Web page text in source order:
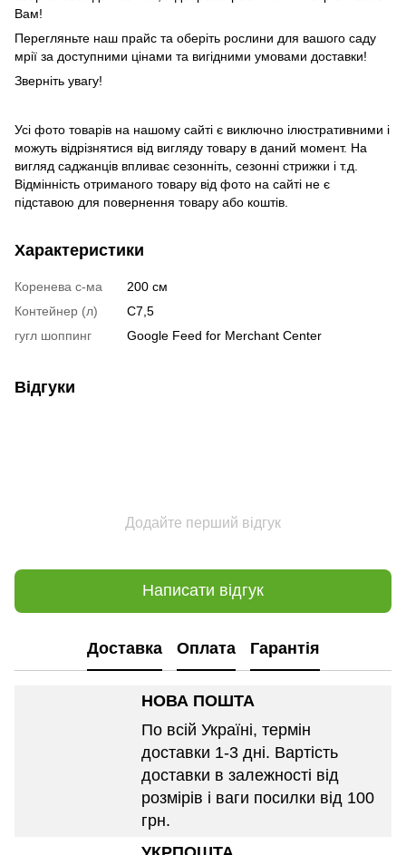
Вам!
Перегляньте наш прайс та оберіть рослини для вашого саду
мрії за доступними цінами та вигідними умовами доставки!
Зверніть увагу!
Усі фото товарів на нашому сайті є виключно ілюстративними і
можуть відрізнятися від вигляду товару в даний момент. На
вигляд саджанців впливає сезонніть, сезонні стрижки і т.д.
Відмінність отриманого товару від фото на сайті не є
підставою для повернення товару або коштів.
Характеристики
Коренева с-ма
200 см
Контейнер (л)
C7,5
гугл шоппинг
Google Feed for Merchant Center
Відгуки
Додайте перший відгук
Написати відгук
Доставка Оплата Гарантія
НОВА ПОШТА
По всій Україні, термін
доставки 1-3 дні. Вартість
доставки в залежності від
розмірів і ваги посилки від 100
грн.